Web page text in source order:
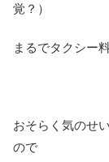
覚？）
まるでタクシー
おそらく気のせ
ので